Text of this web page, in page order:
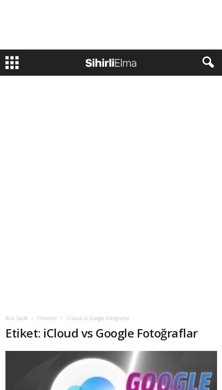
Ana Sayfa Etiketler ICloud vs Google Fotoğraflar
Etiket: iCloud vs Google Fotoğraflar